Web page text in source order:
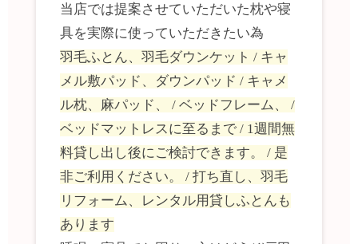
当店では提案させていただいた枕や寝
具を実際に使っていただきたい為
羽毛ふとん、羽毛ダウンケット / キャ
メル敷パッド、ダウンパッド / キャメ
ル枕、麻パッド、 / ベッドフレーム、 /
ベッドマットレスに至るまで / 1週間無
料貸し出し後にご検討できます。 / 是
非ご利用ください。 / 打ち直し、羽毛
リフォーム、レンタル用貸しふとんも
あります